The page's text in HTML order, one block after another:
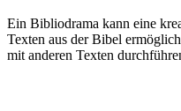
Ein Bibliodrama kann eine
Texten aus der Bibel
mit anderen Texten